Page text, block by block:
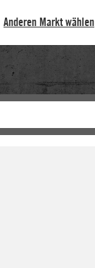
Anderen Markt wählen